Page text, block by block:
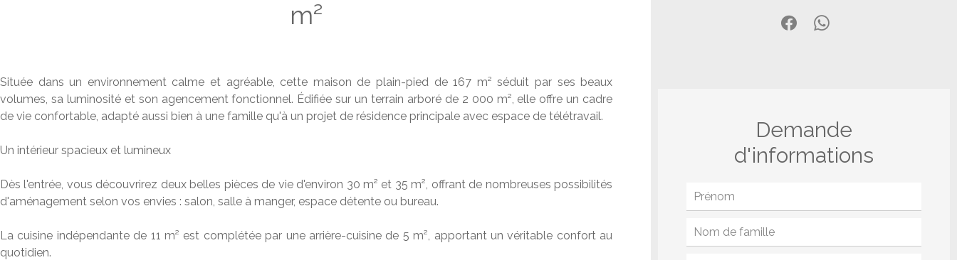
m²
Située dans un environnement calme et agréable, cette maison de plain-pied de 167 m² séduit par ses beaux
volumes, sa luminosité et son agencement fonctionnel. Édifiée sur un terrain arboré de 2 000 m², elle offre un cadre
de vie confortable, adapté aussi bien à une famille qu'à un projet de résidence principale avec espace de télétravail.
Un intérieur spacieux et lumineux
Dès l'entrée, vous découvrirez deux belles pièces de vie d'environ 30 m² et 35 m², offrant de nombreuses possibilités
d'aménagement selon vos envies : salon, salle à manger, espace détente ou bureau.
La cuisine indépendante de 11 m² est complétée par une arrière-cuisine de 5 m², apportant un véritable confort au
quotidien.
Demande
d'informations